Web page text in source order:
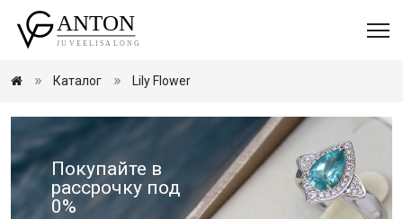
Каталог Lily Flower
Покупайте в
рассрочку под
0%